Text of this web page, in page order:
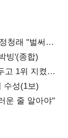
청래 "벌써
빙'(종합)
고 1위 지켰다
수성(1보)
운 줄 알아야"